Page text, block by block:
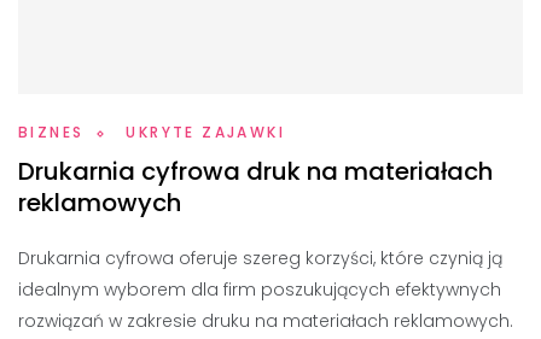
BIZNES UKRYTE ZAJAWKI
Drukarnia cyfrowa druk na materiałach
reklamowych
Drukarnia cyfrowa oferuje szereg korzyści, które czynią ją
idealnym wyborem dla firm poszukujących efektywnych
rozwiązań w zakresie druku na materiałach reklamowych.